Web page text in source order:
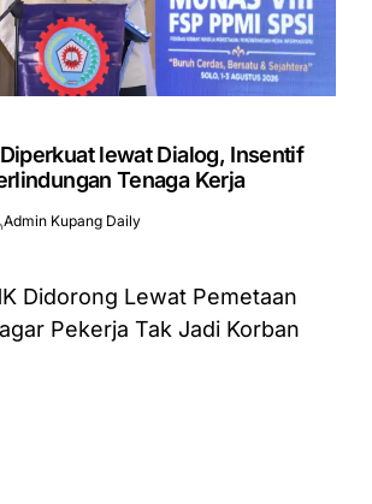
lewat Dialog, Insentif
Tenaga Kerja
Admin Kupang Daily